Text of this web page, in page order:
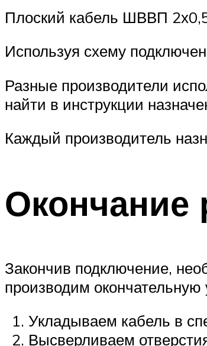
Плоский кабель ШВВП
Используя схему
Разные производители
найти в инструкции
Каждый производитель
Окончание
Закончив подключение,
производим
Укладываем кабель в
Высверливаем